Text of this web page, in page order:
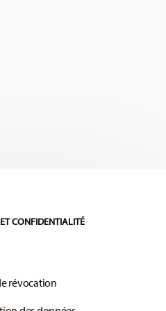
CONFIDENTIALITÉ
révocation